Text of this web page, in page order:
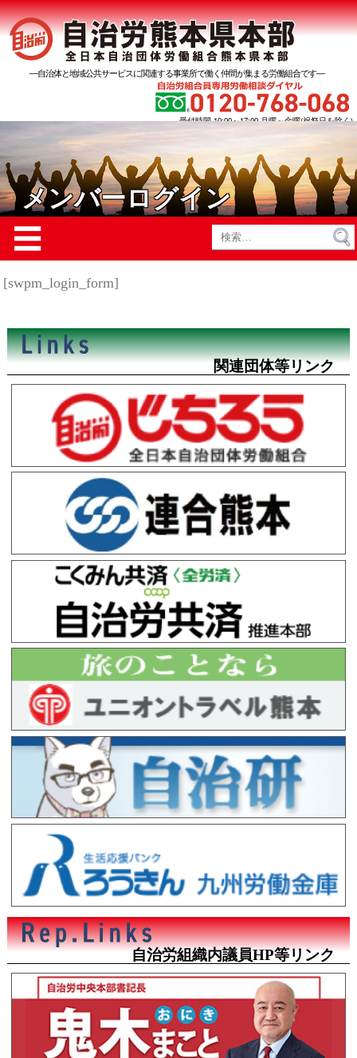
―自治体と地域公共サービスに関連する事業所で働く仲間が集まる労働組合です―
受付時間 10:00～17:00 月曜～金曜(祝祭日を除く)
メンバーログイン
☰
検
索:
[swpm_login_form]
関連団体等リンク
自治労組織内議員HP等リンク